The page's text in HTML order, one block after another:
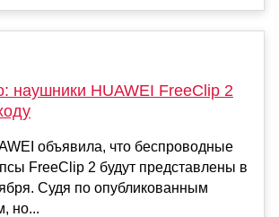
наушники HUAWEI FreeClip 2
объявила, что беспроводные
FreeClip 2 будут представлены в
Судя по опубликованным
но...